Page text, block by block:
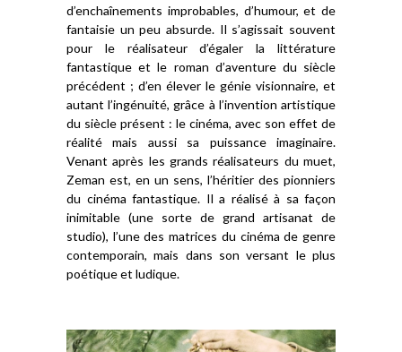
d’enchaînements improbables, d’humour, et de
fantaisie un peu absurde. Il s’agissait souvent
pour le réalisateur d’égaler la littérature
fantastique et le roman d’aventure du siècle
précédent ; d’en élever le génie visionnaire, et
autant l’ingénuité, grâce à l’invention artistique
du siècle présent : le cinéma, avec son effet de
réalité mais aussi sa puissance imaginaire.
Venant après les grands réalisateurs du muet,
Zeman est, en un sens, l’héritier des pionniers
du cinéma fantastique. Il a réalisé à sa façon
inimitable (une sorte de grand artisanat de
studio), l’une des matrices du cinéma de genre
contemporain, mais dans son versant le plus
poétique et ludique.